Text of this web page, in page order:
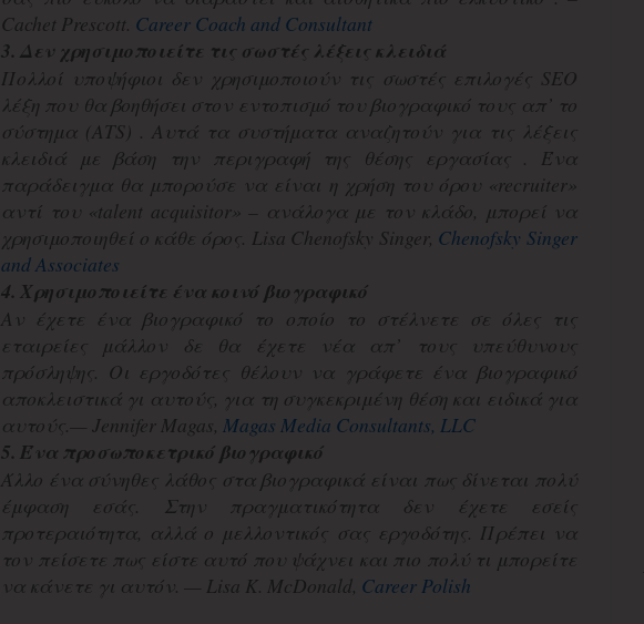
Cachet Prescott. Career Coach and Consultant
3. Δεν χρησιμοποιείτε τις σωστές λέξεις κλειδιά
Πολλοί υποψήφιοι δεν χρησιμοποιούν τις σωστές επιλογές SEO
λέξη που θα βοηθήσει στον εντοπισμό του βιογραφικό τους απ’ το
σύστημα (ATS) . Αυτά τα συστήματα αναζητούν για τις λέξεις
κλειδιά με βάση την περιγραφή της θέσης εργασίας . Ένα
παράδειγμα θα μπορούσε να είναι η χρήση του όρου «recruiter»
αντί του «talent acquisitor» – ανάλογα με τον κλάδο, μπορεί να
χρησιμοποιηθεί ο κάθε όρος. Lisa Chenofsky Singer, Chenofsky Singer
and Associates
4. Χρησιμοποιείτε ένα κοινό βιογραφικό
Αν έχετε ένα βιογραφικό το οποίο το στέλνετε σε όλες τις
εταιρείες μάλλον δε θα έχετε νέα απ’ τους υπεύθυνους
πρόσληψης. Οι εργοδότες θέλουν να γράφετε ένα βιογραφικό
αποκλειστικά γι αυτούς, για τη συγκεκριμένη θέση και ειδικά για
αυτούς.— Jennifer Magas, Magas Media Consultants, LLC
5. Ένα προσωποκετρικό βιογραφικό
Άλλο ένα σύνηθες λάθος στα βιογραφικά είναι πως δίνεται πολύ
έμφαση εσάς. Στην πραγματικότητα δεν έχετε εσείς
προτεραιότητα, αλλά ο μελλοντικός σας εργοδότης. Πρέπει να
τον πείσετε πως είστε αυτό που ψάχνει και πιο πολύ τι μπορείτε
να κάνετε γι αυτόν. — Lisa K. McDonald, Career Polish